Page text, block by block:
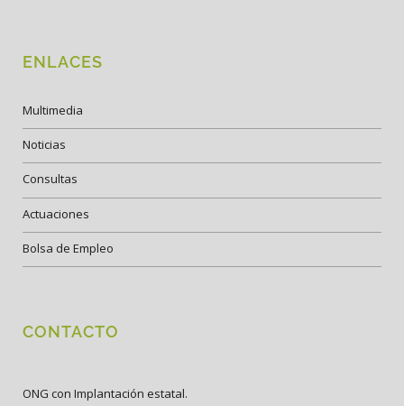
ENLACES
Multimedia
Noticias
Consultas
Actuaciones
Bolsa de Empleo
CONTACTO
ONG con Implantación estatal.